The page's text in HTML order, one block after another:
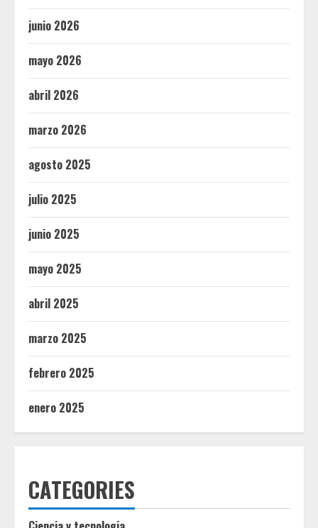
junio 2026
mayo 2026
abril 2026
marzo 2026
agosto 2025
julio 2025
junio 2025
mayo 2025
abril 2025
marzo 2025
febrero 2025
enero 2025
CATEGORIES